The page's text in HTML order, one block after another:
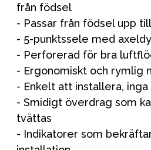
från födsel
- Passar från födsel upp
- 5-punktssele med
- Perforerad för bra
- Ergonomiskt och rymlig
- Enkelt att installera,
- Smidigt överdrag som
tvättas
- Indikatorer som